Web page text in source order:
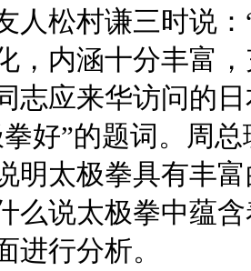
人松村谦三时说
，内涵十分丰富
志应来华访问的
好”的题词。周
明太极拳具有丰
么说太极拳中蕴
进行分析。